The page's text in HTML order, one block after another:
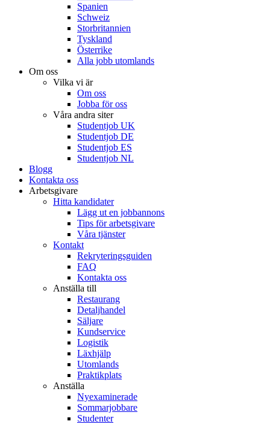
Spanien
Schweiz
Storbritannien
Tyskland
Österrike
Alla jobb utomlands
Om oss
Vilka vi är
Om oss
Jobba för oss
Våra andra siter
Studentjob UK
Studentjob DE
Studentjob ES
Studentjob NL
Blogg
Kontakta oss
Arbetsgivare
Hitta kandidater
Lägg ut en jobbannons
Tips för arbetsgivare
Våra tjänster
Kontakt
Rekryteringsguiden
FAQ
Kontakta oss
Anställa till
Restaurang
Detaljhandel
Säljare
Kundservice
Logistik
Läxhjälp
Utomlands
Praktikplats
Anställa
Nyexaminerade
Sommarjobbare
Studenter